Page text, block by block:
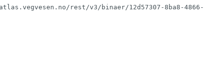
rest/v3/binaer/12d57307-8ba8-4866-